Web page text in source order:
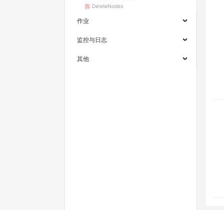
DeleteNodes
作业
监控与日志
其他